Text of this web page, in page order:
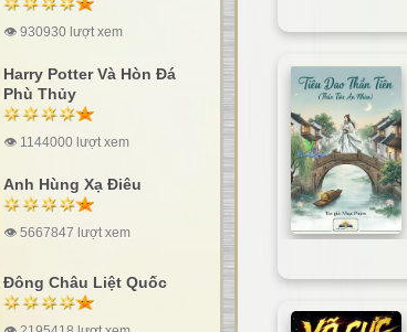
👁 930930 lượt xem
Harry Potter Và Hòn Đá
Phù Thủy
👁 1144000 lượt xem
Anh Hùng Xạ Điêu
👁 5667847 lượt xem
Đông Châu Liệt Quốc